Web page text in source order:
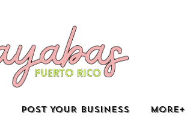
POST YOUR BUSINESS More+